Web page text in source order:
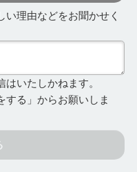
い理由などをお聞かせく
いたしかねます。
する」からお願いしま